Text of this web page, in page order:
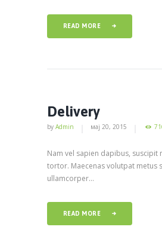
READ MORE
Delivery
by Admin мај 20, 2015
Nam vel sapien dapibus, suscipit
tortor. Maecenas volutpat metus
ullamcorper...
READ MORE